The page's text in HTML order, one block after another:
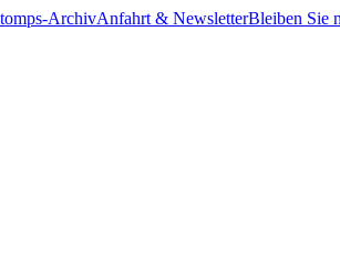
ArchivAnfahrt & NewsletterBleiben Sie